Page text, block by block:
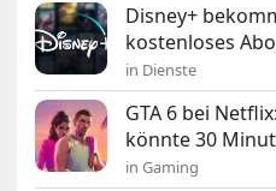
Disney+
kostenloses Abo
in Dienste
GTA 6 bei
könnte 30
in Gaming